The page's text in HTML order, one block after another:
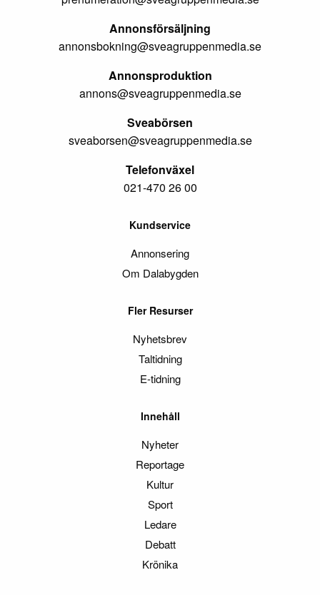
Annonsförsäljning
annonsbokning@sveagruppenmedia.se
Annonsproduktion
annons@sveagruppenmedia.se
Sveabörsen
sveaborsen@sveagruppenmedia.se
Telefonväxel
021-470 26 00
Kundservice
Annonsering
Om Dalabygden
Fler Resurser
Nyhetsbrev
Taltidning
E-tidning
Innehåll
Nyheter
Reportage
Kultur
Sport
Ledare
Debatt
Krönika